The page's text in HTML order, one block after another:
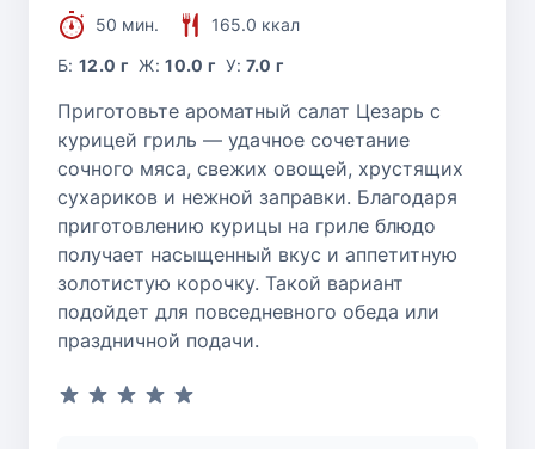
50 мин.
165.0 ккал
Б:12.0 г Ж:10.0 г У:7.0 г
Приготовьте ароматный салат Цезарь с
курицей гриль — удачное сочетание
сочного мяса, свежих овощей, хрустящих
сухариков и нежной заправки. Благодаря
приготовлению курицы на гриле блюдо
получает насыщенный вкус и аппетитную
золотистую корочку. Такой вариант
подойдет для повседневного обеда или
праздничной подачи.